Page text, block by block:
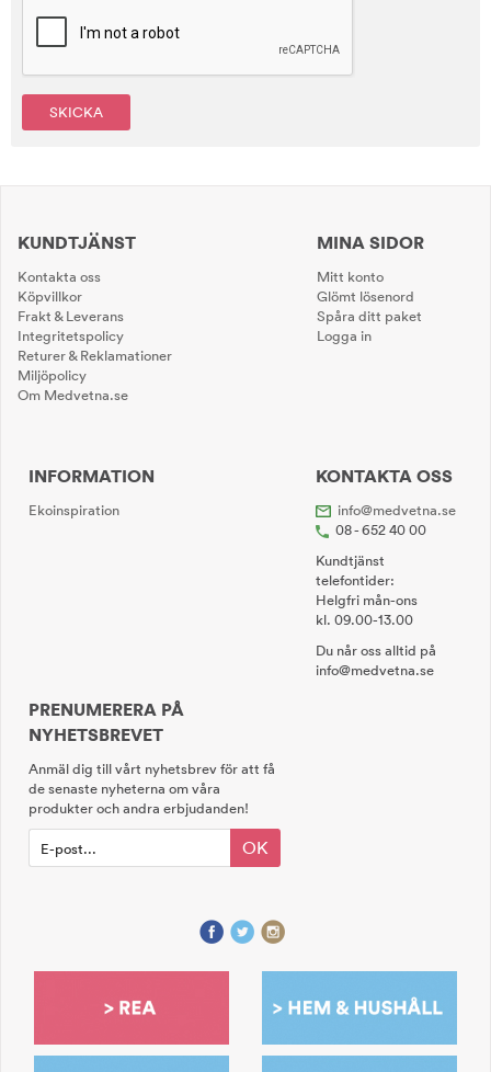
SKICKA
KUNDTJÄNST
Kontakta oss
Köpvillkor
Frakt & Leverans
Integritetspolicy
Returer & Reklamationer
Miljöpolicy
Om Medvetna.se
MINA SIDOR
Mitt konto
Glömt lösenord
Spåra ditt paket
Logga in
INFORMATION
Ekoinspiration
KONTAKTA OSS
info@medvetna.se
08 - 652 40 00
Kundtjänst
telefontider:
Helgfri mån-ons
kl. 09.00-13.00
Du når oss alltid på
info@medvetna.se
PRENUMERERA PÅ
NYHETSBREVET
Anmäl dig till vårt nyhetsbrev för att få
de senaste nyheterna om våra
produkter och andra erbjudanden!
OK